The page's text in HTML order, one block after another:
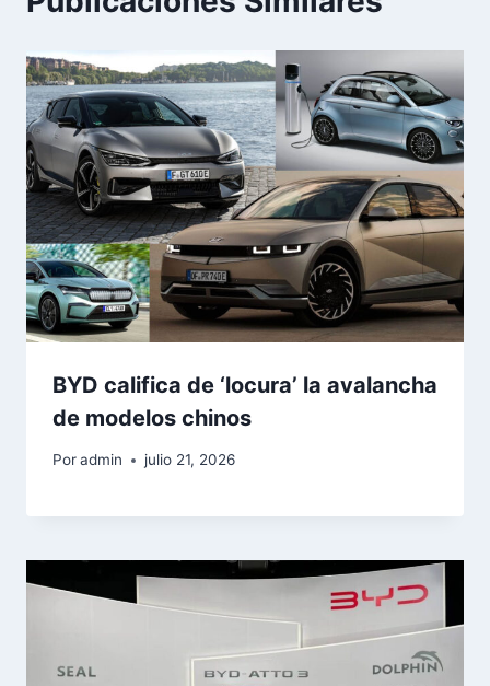
BYD califica de ‘locura’ la avalancha
de modelos chinos
Poradmin julio 21, 2026